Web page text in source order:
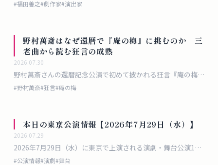
#福田善之#劇作家#演出家
野村萬斎はなぜ還暦で『庵の梅』に挑むのか 三
老曲から読む狂言の成熟
2026.07.30
野村萬斎さんの還暦記念公演で初めて披かれる狂言『庵の梅』
を軸に、三老曲の意味、老いの表現、家の芸の継承、関連作品
#野村萬斎#狂言#庵の梅
本日の東京公演情報【2026年7月29日（水）】
2026.07.29
2026年7月29日（水）に東京で上演される演劇・舞台公演18
選。料金・会場・千秋楽情報まで完全まとめ
#公演情報#演劇#舞台